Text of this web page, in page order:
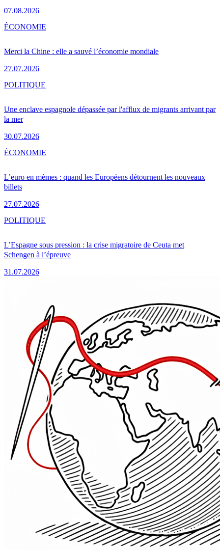
07.08.2026
Merci la Chine : elle a sauvé l’économie mondiale
27.07.2026
ÉCONOMIE
Une enclave espagnole dépassée par l'afflux de migrants arrivant par
la mer
30.07.2026
POLITIQUE
L’euro en mèmes : quand les Européens détournent les nouveaux
billets
27.07.2026
ÉCONOMIE
L’Espagne sous pression : la crise migratoire de Ceuta met
Schengen à l’épreuve
31.07.2026
POLITIQUE